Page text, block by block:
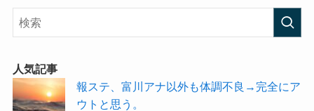
人気記事
報ステ、富川アナ以外も体調不良→完全にア
ウトと思う。